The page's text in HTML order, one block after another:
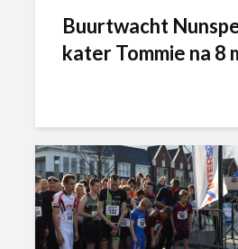
Buurtwacht
kater Tommie na 8